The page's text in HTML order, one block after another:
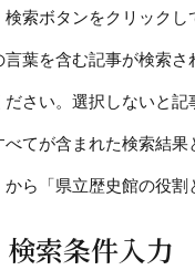
索ボタンをクリックし
葉を含む記事が検索さ
さい。選択しないと記
てが含まれた検索結果
ら「県立歴史館の役割
検索条件入力